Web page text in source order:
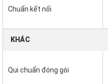
Chuẩn kết nối
KHÁC
Qui chuẩn đóng gói